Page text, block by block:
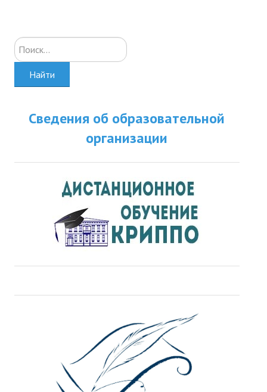
Искать...
Найти
Сведения об образовательной
организации